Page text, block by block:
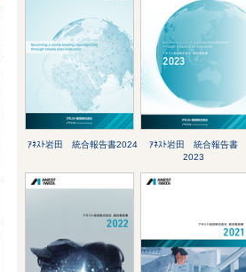
ｱﾈｽﾄ岩田 統合報告書2024
ｱﾈｽﾄ岩田 統合報告書
2023